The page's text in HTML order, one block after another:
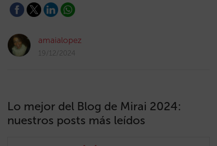
amaialopez
19/12/2024
Lo mejor del Blog de Mirai 2024:
nuestros posts más leídos